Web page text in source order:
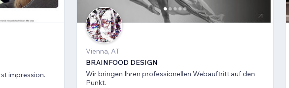
impression.
Vienna, AT
BRAINFOOD DESIGN
Wir bringen Ihren professionellen Webauftritt auf den
Punkt.